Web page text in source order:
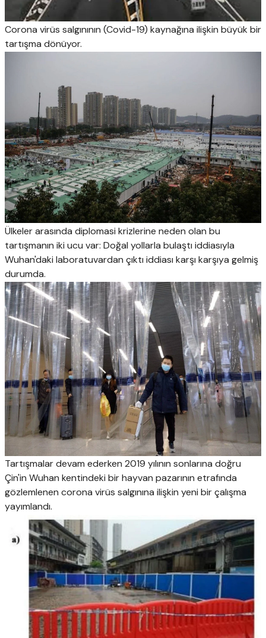
Corona virüs salgınının (Covid-19) kaynağına ilişkin büyük bir
tartışma dönüyor.
Ülkeler arasında diplomasi krizlerine neden olan bu
tartışmanın iki ucu var: Doğal yollarla bulaştı iddiasıyla
Wuhan'daki laboratuvardan çıktı iddiası karşı karşıya gelmiş
durumda.
Tartışmalar devam ederken 2019 yılının sonlarına doğru
Çin'in Wuhan kentindeki bir hayvan pazarının etrafında
gözlemlenen corona virüs salgınına ilişkin yeni bir çalışma
yayımlandı.